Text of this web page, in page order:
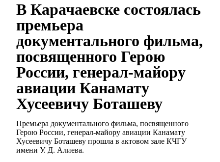
В Карачаевске состоялась
премьера
документального фильма,
посвященного Герою
России, генерал-майору
авиации Канамату
Хусеевичу Боташеву
Премьера документального фильма, посвященного
Герою России, генерал-майору авиации Канамату
Хусеевичу Боташеву прошла в актовом зале КЧГУ
имени У. Д. Алиева.